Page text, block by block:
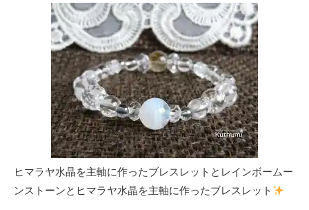
ヒマラヤ水晶を主軸に作ったブレスレットとレインボームー
ンストーンとヒマラヤ水晶を主軸に作ったブレスレット